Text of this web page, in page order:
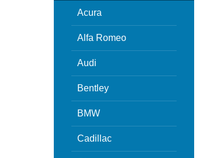
Acura
Alfa Romeo
Audi
Bentley
BMW
Cadillac